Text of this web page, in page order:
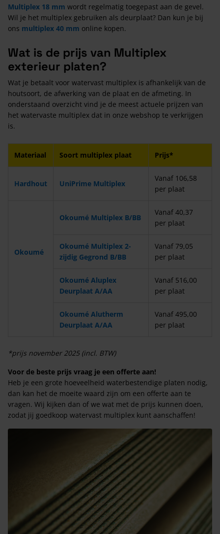
Multiplex 18 mm wordt regelmatig toegepast aan de gevel.
Wil je het multiplex gebruiken als deurplaat? Dan kun je bij
ons multiplex 40 mm online kopen.
Wat is de prijs van Multiplex
exterieur platen?
Wat je betaalt voor watervast multiplex is afhankelijk van de
houtsoort, de afwerking van de plaat en de afmeting. In
onderstaand overzicht vind je de meest actuele prijzen van
het watervaste multiplex dat in onze webshop te verkrijgen
is.
Materiaal Soort multiplex plaat Prijs*
Hardhout UniPrime Multiplex
Vanaf 106,58
per plaat
Okoumé
Okoumé Multiplex B/BB
Vanaf 40,37
per plaat
Okoumé Multiplex 2-
zijdig Gegrond B/BB
Vanaf 79,05
per plaat
Okoumé Aluplex
Deurplaat A/AA
Vanaf 516,00
per plaat
Okoumé Alutherm
Deurplaat A/AA
Vanaf 495,00
per plaat
*prijs november 2025 (incl. BTW)
Voor de beste prijs vraag je een offerte aan!
Heb je een grote hoeveelheid waterbestendige platen nodig,
dan kan het de moeite waard zijn om een offerte aan te
vragen. Wij kijken dan of we wat met de prijs kunnen doen,
zodat jij goedkoop watervast multiplex kunt aanschaffen!